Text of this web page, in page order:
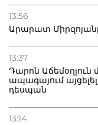
13:56
Արարատ
13:37
Դարոն Աճեմօղլուն
ապագայում
դեսպան
13:14